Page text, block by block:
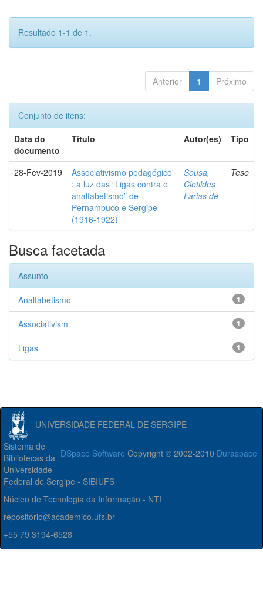
Resultado 1-1 de 1.
Anterior 1 Próximo
Conjunto de itens:
Data do
documento
Título Autor(es) Tipo
28-Fev-2019
Associativismo pedagógico
: a luz das “Ligas contra o
analfabetismo” de
Pernambuco e Sergipe
(1916-1922)
Sousa,
Clotildes
Farias de
Tese
Busca facetada
Assunto
1
Analfabetismo
1
Associativism
1
Ligas
UNIVERSIDADE FEDERAL DE SERGIPE
DSpace Software Copyright © 2002-2010 Duraspace
Sistema de
Bibliotecas da
Universidade
Federal de Sergipe - SIBIUFS
Núcleo de Tecnologia da Informação - NTI
repositorio@academico.ufs.br
+55 79 3194-6528